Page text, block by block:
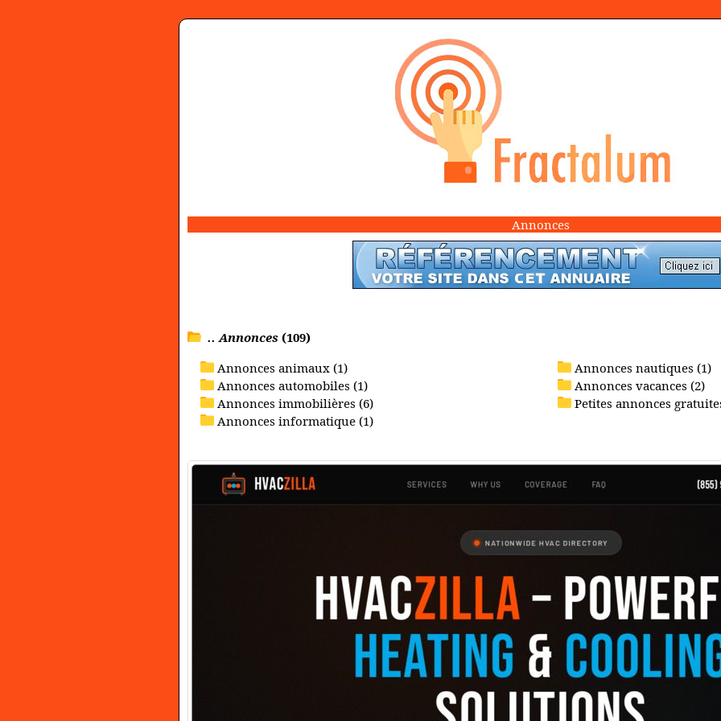
Annonces
.. Annonces (109)
Annonces animaux (1)
Annonces automobiles (1)
Annonces immobilières (6)
Annonces informatique (1)
Annonces nautiques (1)
Annonces vacances (2)
Petites annonces